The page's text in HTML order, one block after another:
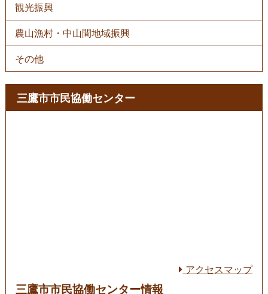
観光振興
農山漁村・中山間地域振興
その他
三鷹市市民協働センター
アクセスマップ
三鷹市市民協働センター情報